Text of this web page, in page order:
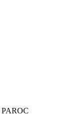
PAROC